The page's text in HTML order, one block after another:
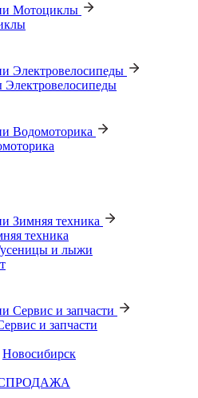
Мотоциклы
Электровелосипеды
Электровелосипеды
Водомоторика
Зимняя техника
техника
и лыжи
Сервис и запчасти
и запчасти
Новосибирск